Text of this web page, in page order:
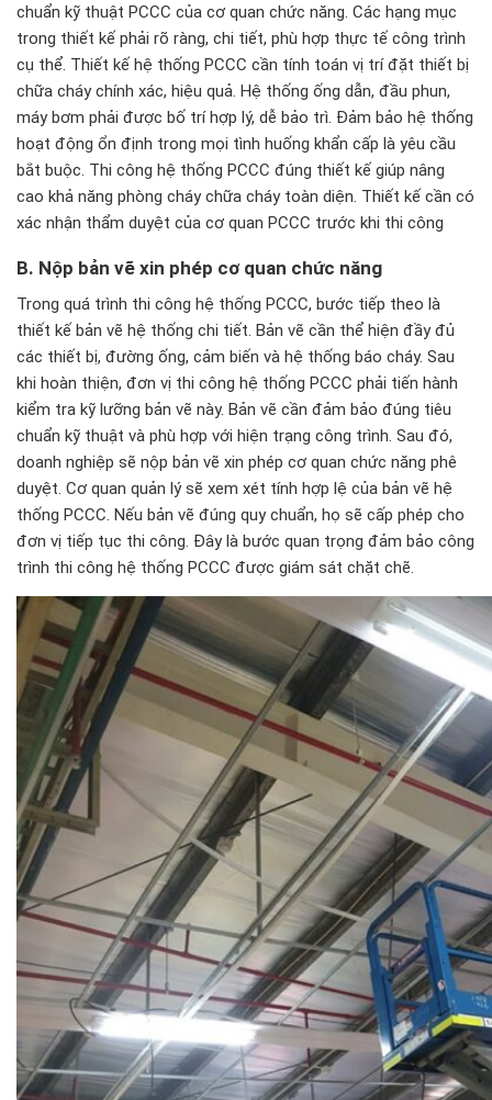
chuẩn kỹ thuật PCCC của cơ quan chức năng. Các hạng mục
trong thiết kế phải rõ ràng, chi tiết, phù hợp thực tế công trình
cụ thể. Thiết kế hệ thống PCCC cần tính toán vị trí đặt thiết bị
chữa cháy chính xác, hiệu quả. Hệ thống ống dẫn, đầu phun,
máy bơm phải được bố trí hợp lý, dễ bảo trì. Đảm bảo hệ thống
hoạt động ổn định trong mọi tình huống khẩn cấp là yêu cầu
bắt buộc. Thi công hệ thống PCCC đúng thiết kế giúp nâng
cao khả năng phòng cháy chữa cháy toàn diện. Thiết kế cần có
xác nhận thẩm duyệt của cơ quan PCCC trước khi thi công
B. Nộp bản vẽ xin phép cơ quan chức năng
Trong quá trình thi công hệ thống PCCC, bước tiếp theo là
thiết kế bản vẽ hệ thống chi tiết. Bản vẽ cần thể hiện đầy đủ
các thiết bị, đường ống, cảm biến và hệ thống báo cháy. Sau
khi hoàn thiện, đơn vị thi công hệ thống PCCC phải tiến hành
kiểm tra kỹ lưỡng bản vẽ này. Bản vẽ cần đảm bảo đúng tiêu
chuẩn kỹ thuật và phù hợp với hiện trạng công trình. Sau đó,
doanh nghiệp sẽ nộp bản vẽ xin phép cơ quan chức năng phê
duyệt. Cơ quan quản lý sẽ xem xét tính hợp lệ của bản vẽ hệ
thống PCCC. Nếu bản vẽ đúng quy chuẩn, họ sẽ cấp phép cho
đơn vị tiếp tục thi công. Đây là bước quan trọng đảm bảo công
trình thi công hệ thống PCCC được giám sát chặt chẽ.